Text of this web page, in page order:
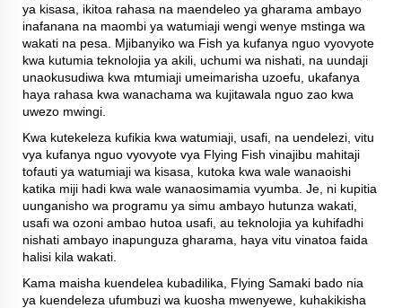
ya kisasa, ikitoa rahasa na maendeleo ya gharama ambayo
inafanana na maombi ya watumiaji wengi wenye mstinga wa
wakati na pesa. Mjibanyiko wa Fish ya kufanya nguo vyovyote
kwa kutumia teknolojia ya akili, uchumi wa nishati, na uundaji
unaokusudiwa kwa mtumiaji umeimarisha uzoefu, ukafanya
haya rahasa kwa wanachama wa kujitawala nguo zao kwa
uwezo mwingi.
Kwa kutekeleza kufikia kwa watumiaji, usafi, na uendelezi, vitu
vya kufanya nguo vyovyote vya Flying Fish vinajibu mahitaji
tofauti ya watumiaji wa kisasa, kutoka kwa wale wanaoishi
katika miji hadi kwa wale wanaosimamia vyumba. Je, ni kupitia
uunganisho wa programu ya simu ambayo hutunza wakati,
usafi wa ozoni ambao hutoa usafi, au teknolojia ya kuhifadhi
nishati ambayo inapunguza gharama, haya vitu vinatoa faida
halisi kila wakati.
Kama maisha kuendelea kubadilika, Flying Samaki bado nia
ya kuendeleza ufumbuzi wa kuosha mwenyewe, kuhakikisha